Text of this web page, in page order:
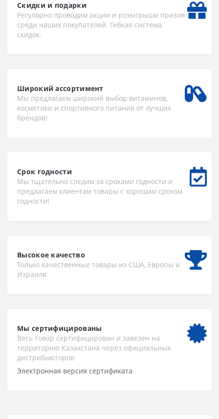
Скидки и подарки
Регулярно проводим акции и розыгрыши призов
среди наших покупателей. Гибкая система
скидок.
Широкий ассортимент
Мы предлагаем широкий выбор витаминов,
косметики и спортивного питания от лучших
брендов!
Срок годности
Мы тщательно следим за сроками годности и
предлагаем клиентам товары с хорошим сроком
годности!
Высокое качество
Только качественные товары из США, Европы и
Израиля
Мы сертифицированы
Весь товар сертифицирован и завезен на
территорию Казахстана через официальных
дистрибьюторов
Электронная версия сертификата